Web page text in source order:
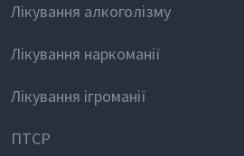
Лікування алкоголізму
Лікування наркоманії
Лікування ігроманії
ПТСР